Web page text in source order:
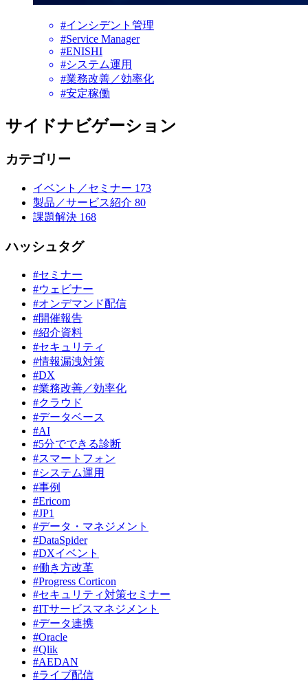
#インシデント管理
#Service Manager
#ENISHI
#システム運用
#業務改善／効率化
#安定稼働
サイドナビゲーション
カテゴリー
イベント／セミナー 173
製品／サービス紹介 80
課題解決 168
ハッシュタグ
#セミナー
#ウェビナー
#オンデマンド配信
#開催報告
#紹介資料
#セキュリティ
#情報漏洩対策
#DX
#業務改善／効率化
#クラウド
#データベース
#AI
#5分でできる診断
#スマートフォン
#システム運用
#事例
#Ericom
#JP1
#データ・マネジメント
#DataSpider
#DXイベント
#働き方改革
#Progress Corticon
#セキュリティ対策セミナー
#ITサービスマネジメント
#データ連携
#Oracle
#Qlik
#AEDAN
#ライブ配信